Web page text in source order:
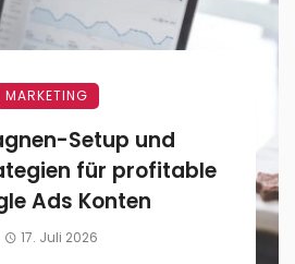
MARKETING
Setup und
für profitable
Ads Konten
17. Juli 2026